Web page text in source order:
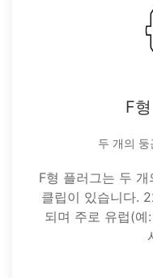
F
두 개의
F형 플러그는 두
클립이 있습니다.
되며 주로 유럽(예